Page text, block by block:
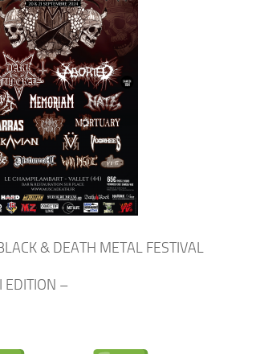
& DEATH METAL FESTIVAL
EDITION –